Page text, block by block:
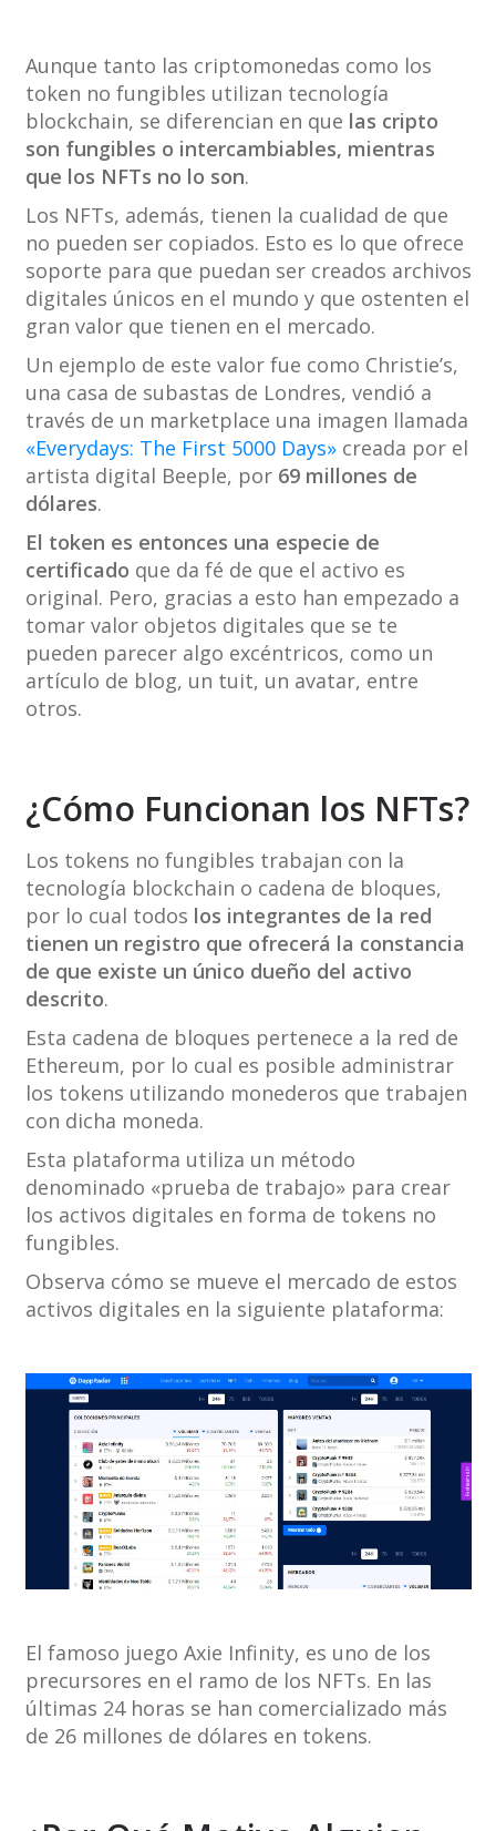
Aunque tanto las criptomonedas como los
token no fungibles utilizan tecnología
blockchain, se diferencian en que las cripto
son fungibles o intercambiables, mientras
que los NFTs no lo son.
Los NFTs, además, tienen la cualidad de que
no pueden ser copiados. Esto es lo que ofrece
soporte para que puedan ser creados archivos
digitales únicos en el mundo y que ostenten el
gran valor que tienen en el mercado.
Un ejemplo de este valor fue como Christie’s,
una casa de subastas de Londres, vendió a
través de un marketplace una imagen llamada
«Everydays: The First 5000 Days»creada por el
artista digital Beeple, por 69 millones de
dólares.
El token es entonces una especie de
certificado que da fé de que el activo es
original. Pero, gracias a esto han empezado a
tomar valor objetos digitales que se te
pueden parecer algo excéntricos, como un
artículo de blog, un tuit, un avatar, entre
otros.
¿Cómo Funcionan los NFTs?
Los tokens no fungibles trabajan con la
tecnología blockchain o cadena de bloques,
por lo cual todos los integrantes de la red
tienen un registro que ofrecerá la constancia
de que existe un único dueño del activo
descrito.
Esta cadena de bloques pertenece a la red de
Ethereum, por lo cual es posible administrar
los tokens utilizando monederos que trabajen
con dicha moneda.
Esta plataforma utiliza un método
denominado «prueba de trabajo» para crear
los activos digitales en forma de tokens no
fungibles.
Observa cómo se mueve el mercado de estos
activos digitales en la siguiente plataforma:
El famoso juego Axie Infinity, es uno de los
precursores en el ramo de los NFTs. En las
últimas 24 horas se han comercializado más
de 26 millones de dólares en tokens.